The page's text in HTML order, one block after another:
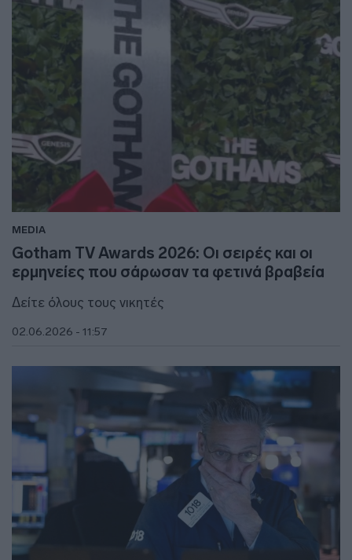
MEDIA
Gotham TV Awards 2026: Οι σειρές και οι
ερμηνείες που σάρωσαν τα φετινά βραβεία
Δείτε όλους τους νικητές
02.06.2026 - 11:57